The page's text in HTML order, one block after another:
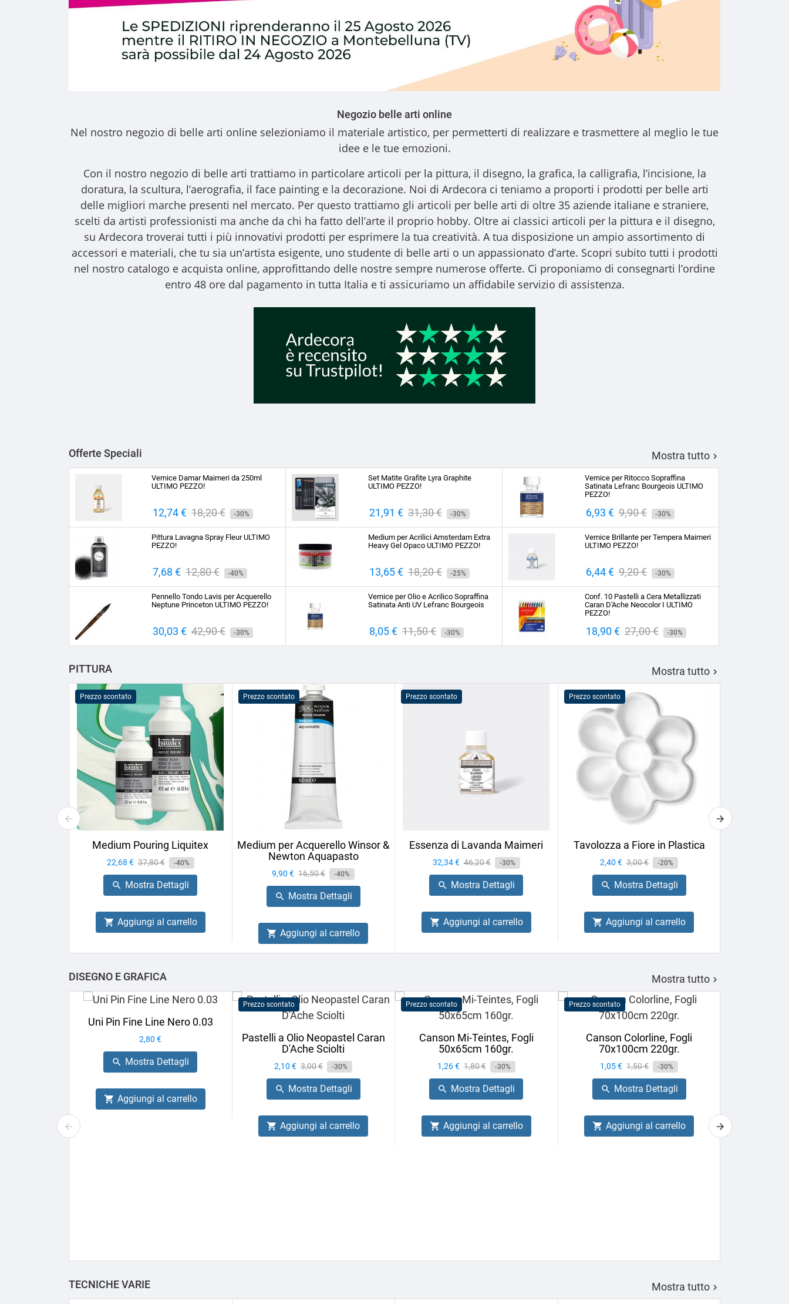
Negozio belle arti online
Nel nostro negozio di belle arti online selezioniamo il materiale artistico, per permetterti di realizzare e trasmettere al meglio le tue
idee e le tue emozioni.
Con il nostro negozio di belle arti trattiamo in particolare articoli per la pittura, il disegno, la grafica, la calligrafia, l’incisione, la
doratura, la scultura, l’aerografia, il face painting e la decorazione. Noi di Ardecora ci teniamo a proporti i prodotti per belle arti
delle migliori marche presenti nel mercato. Per questo trattiamo gli articoli per belle arti di oltre 35 aziende italiane e straniere,
scelti da artisti professionisti ma anche da chi ha fatto dell’arte il proprio hobby. Oltre ai classici articoli per la pittura e il disegno,
su Ardecora troverai tutti i più innovativi prodotti per esprimere la tua creatività. A tua disposizione un ampio assortimento di
accessori e materiali, che tu sia un’artista esigente, uno studente di belle arti o un appassionato d’arte. Scopri subito tutti i prodotti
nel nostro catalogo e acquista online, approfittando delle nostre sempre numerose offerte. Ci proponiamo di consegnarti l’ordine
entro 48 ore dal pagamento in tutta Italia e ti assicuriamo un affidabile servizio di assistenza.
Offerte Speciali Mostra tutto 
Vernice Damar Maimeri da 250ml
ULTIMO PEZZO!
Prezzo
12,74 € Prezzo
base
18,20 € -30%
Set Matite Grafite Lyra Graphite
ULTIMO PEZZO!
Prezzo
21,91 € Prezzo
base
31,30 € -30%
Vernice per Ritocco Sopraffina
Satinata Lefranc Bourgeois ULTIMO
PEZZO!
Prezzo
6,93 € Prezzo
base
9,90 € -30%
Pittura Lavagna Spray Fleur ULTIMO
PEZZO!
Prezzo
7,68 € Prezzo
base
12,80 € -40%
Medium per Acrilici Amsterdam Extra
Heavy Gel Opaco ULTIMO PEZZO!
Prezzo
13,65 € Prezzo
base
18,20 € -25%
Vernice Brillante per Tempera Maimeri
ULTIMO PEZZO!
Prezzo
6,44 € Prezzo
base
9,20 € -30%
Pennello Tondo Lavis per Acquerello
Neptune Princeton ULTIMO PEZZO!
Prezzo
30,03 € Prezzo
base
42,90 € -30%
Vernice per Olio e Acrilico Sopraffina
Satinata Anti UV Lefranc Bourgeois
Prezzo
8,05 € Prezzo
base
11,50 € -30%
Conf. 10 Pastelli a Cera Metallizzati
Caran D'Ache Neocolor I ULTIMO
PEZZO!
Prezzo
18,90 € Prezzo
base
27,00 € -30%
PITTURA Mostra tutto 
Prezzo scontato
Medium Pouring Liquitex
Prezzo
22,68 € Prezzo
base
37,80 € -40%
 Mostra Dettagli
 Aggiungi al carrello
Prezzo scontato
Medium per Acquerello Winsor &
Newton Aquapasto
Prezzo
9,90 € Prezzo
base
16,50 € -40%
 Mostra Dettagli
 Aggiungi al carrello
Prezzo scontato
Essenza di Lavanda Maimeri
Prezzo
32,34 € Prezzo
base
46,20 € -30%
 Mostra Dettagli
 Aggiungi al carrello
Prezzo scontato
Tavolozza a Fiore in Plastica
Prezzo
2,40 € Prezzo
base
3,00 € -20%
 Mostra Dettagli
 Aggiungi al carrello
DISEGNO E GRAFICA Mostra tutto 
Uni Pin Fine Line Nero 0.03
Prezzo
2,80 €
 Mostra Dettagli
 Aggiungi al carrello
Prezzo scontato
Pastelli a Olio Neopastel Caran
D'Ache Sciolti
Prezzo
2,10 € Prezzo
base
3,00 € -30%
 Mostra Dettagli
 Aggiungi al carrello
Prezzo scontato
Canson Mi-Teintes, Fogli
50x65cm 160gr.
Prezzo
1,26 € Prezzo
base
1,80 € -30%
 Mostra Dettagli
 Aggiungi al carrello
Prezzo scontato
Canson Colorline, Fogli
70x100cm 220gr.
Prezzo
1,05 € Prezzo
base
1,50 € -30%
 Mostra Dettagli
 Aggiungi al carrello
TECNICHE VARIE Mostra tutto 